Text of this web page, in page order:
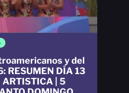
y del
RESUMEN DÍA 13
ARTISTICA | 5